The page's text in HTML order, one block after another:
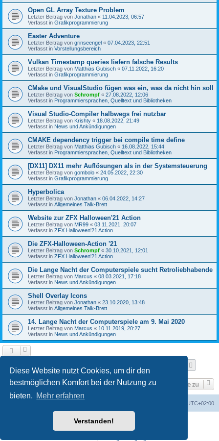
Diese Website nutzt Cookies, um dir den
bestmöglichen Komfort bei der Nutzung zu
bieten. Mehr erfahren
Verstanden!
Open GL Array Texture Problem
Letzter Beitrag von Jonathan « 11.04.2023, 06:57
Verfasst in Grafikprogrammierung
Easter Adventure
Letzter Beitrag von grinseengel « 07.04.2023, 22:51
Verfasst in Vorstellungsbereich
Vulkan Timestamp queries liefern falsche Results
Letzter Beitrag von Matthias Gubisch « 07.11.2022, 16:20
Verfasst in Grafikprogrammierung
CMake und VisualStudio fügen was ein, was da nicht hin soll
Letzter Beitrag von Schrompf « 27.08.2022, 12:06
Verfasst in Programmiersprachen, Quelltext und Bibliotheken
Visual Studio-Compiler halbwegs frei nutzbar
Letzter Beitrag von Krishty « 18.08.2022, 21:49
Verfasst in News und Ankündigungen
CMAKE dependency trigger bei compile time define
Letzter Beitrag von Matthias Gubisch « 16.08.2022, 15:44
Verfasst in Programmiersprachen, Quelltext und Bibliotheken
[DX11] DX11 mehr Auflösungen als in der Systemsteuerung
Letzter Beitrag von gombolo « 24.05.2022, 22:30
Verfasst in Grafikprogrammierung
Hyperbolica
Letzter Beitrag von Jonathan « 06.04.2022, 14:27
Verfasst in Allgemeines Talk-Brett
Website zur ZFX Halloween'21 Action
Letzter Beitrag von MR99 « 03.11.2021, 20:07
Verfasst in ZFX Halloween'21 Action
Die ZFX-Halloween-Action '21
Letzter Beitrag von Schrompf « 30.10.2021, 12:01
Verfasst in ZFX Halloween'21 Action
Die Lange Nacht der Computerspiele sucht Retroliebhabende
Letzter Beitrag von Marcus « 08.03.2021, 17:18
Verfasst in News und Ankündigungen
Shell Overlay Icons
Letzter Beitrag von Jonathan « 23.10.2020, 13:48
Verfasst in Allgemeines Talk-Brett
14. Lange Nacht der Computerspiele am 9. Mai 2020
Letzter Beitrag von Marcus « 10.11.2019, 20:27
Verfasst in News und Ankündigungen
Gehe zu
UTC+02:00
Powered byphpBB® Forum Software © phpBB Limited
phpBB.de